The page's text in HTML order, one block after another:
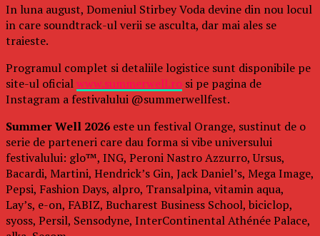
In luna august, Domeniul Stirbey Voda devine din nou locul
in care soundtrack-ul verii se asculta, dar mai ales se
traieste.
Programul complet si detaliile logistice sunt disponibile pe
site-ul oficialwww.summerwell.ro si pe pagina de
Instagram a festivalului @summerwellfest.
Summer Well 2026 este un festival Orange, sustinut de o
serie de parteneri care dau forma si vibe universului
festivalului: glo™, ING, Peroni Nastro Azzurro, Ursus,
Bacardi, Martini, Hendrick’s Gin, Jack Daniel’s, Mega Image,
Pepsi, Fashion Days, alpro, Transalpina, vitamin aqua,
Lay’s, e-on, FABIZ, Bucharest Business School, biciclop,
syoss, Persil, Sensodyne, InterContinental Athénée Palace,